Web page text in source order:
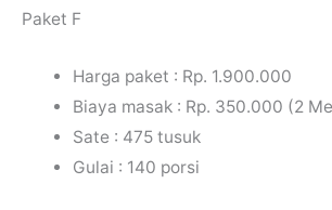
Paket F
Harga paket : Rp. 1.900.000
Biaya masak : Rp. 350.000 (2
Sate : 475 tusuk
Gulai : 140 porsi